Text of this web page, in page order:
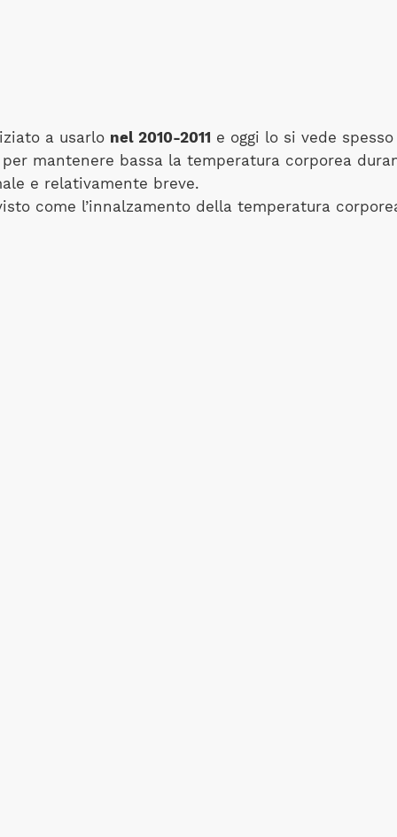
a usarlo nel 2010-2011 e oggi lo si vede
mantenere bassa la temperatura corporea
e relativamente breve.
come l’innalzamento della temperatura